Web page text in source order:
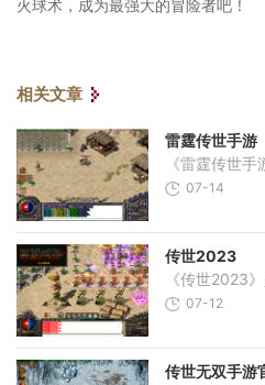
火球术，成为最强大的冒险者吧！
相关文章
雷霆传世手游
07-14
传世2023
07-12
传世无双手游